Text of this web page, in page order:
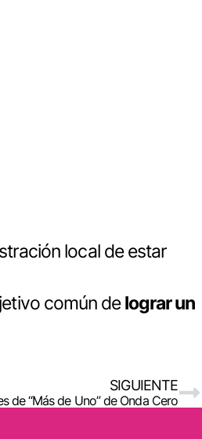
local de estar
común delograr un
SIGUIENTE
de “Más de Uno” de Onda Cero